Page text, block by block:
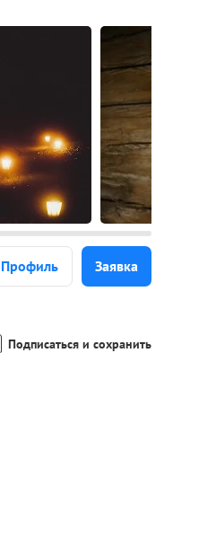
Профиль Заявка
Подписаться и сохранить